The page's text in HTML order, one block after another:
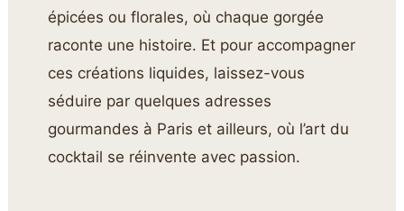
épicées ou florales, où chaque gorgée
raconte une histoire. Et pour accompagner
ces créations liquides, laissez-vous
séduire par quelques adresses
gourmandes à Paris et ailleurs, où l’art du
cocktail se réinvente avec passion.